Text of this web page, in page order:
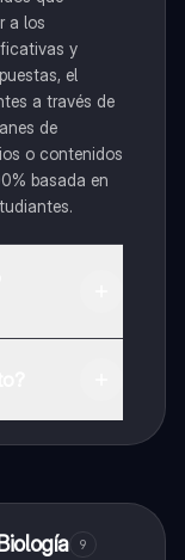
a los
y
el
a través de
de
o contenidos
basada en
9